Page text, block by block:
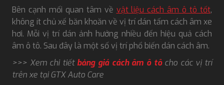
Bên cạnh mối quan tâm về vật liệu cách âm ô tô tốt,
không ít chủ xế băn khoăn về vị trí dán tấm cách âm xe
hơi. Mỗi vị trí dán ảnh hưởng nhiều đến hiệu quả cách
âm ô tô. Sau đây là một số vị trí phổ biến dán cách âm.
>>> Xem chi tiết bảng giá cách âm ô tôcho các vị trí
trên xe tại GTX Auto Care